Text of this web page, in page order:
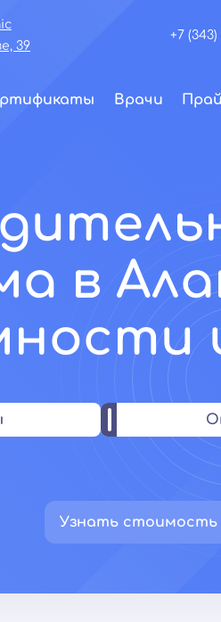
39
+7
Врачи
в
Узнать стоимость